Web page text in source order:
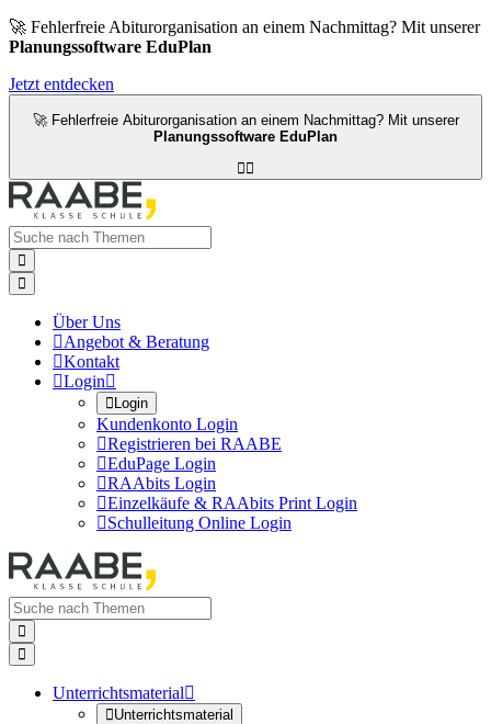
🚀 Fehlerfreie Abiturorganisation an einem Nachmittag? Mit unserer
Planungssoftware EduPlan
Jetzt entdecken
🚀 Fehlerfreie Abiturorganisation an einem Nachmittag? Mit unserer
Planungssoftware EduPlan



Über Uns
Angebot & Beratung
Kontakt
Login
Login
Kundenkonto Login
Registrieren bei RAABE
EduPage Login
RAAbits Login
Einzelkäufe & RAAbits Print Login
Schulleitung Online Login


Unterrichtsmaterial
Unterrichtsmaterial